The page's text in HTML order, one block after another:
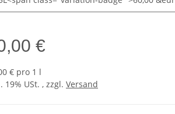
€
€ pro 1 l
19% USt. , zzgl. Versand